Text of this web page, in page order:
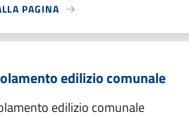
PAGINA
edilizio comunale
edilizio comunale